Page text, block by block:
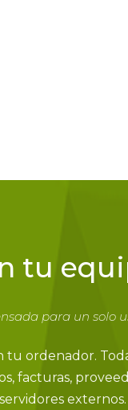
tu
para un solo
tu ordenador.
facturas,
externos.